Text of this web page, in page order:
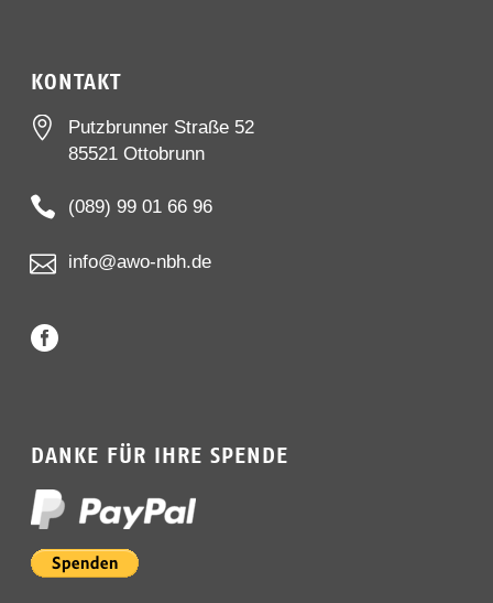
KONTAKT


Putzbrunner Straße 52
85521 Ottobrunn

 (089) 99 01 66 96

 info@awo-nbh.de
DANKE FÜR IHRE SPENDE